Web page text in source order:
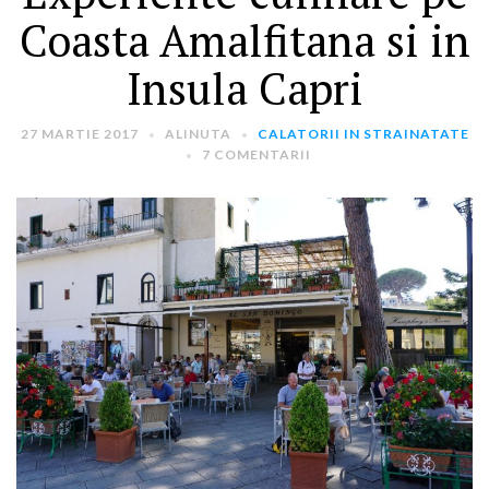
Coasta Amalfitana si in
Insula Capri
27 MARTIE 2017 ALINUTA
CALATORII IN STRAINATATE
7 COMENTARII
„Jurnalul Alinutei”
implineste azi 10 ani!
25 NOIEMBRIE 2024
„Let’s Talk About
Menopause” – dincolo de a
fi un subiect tabu
2 APRILIE 2024
Un weekend in La Spezia si
Cinque Terre